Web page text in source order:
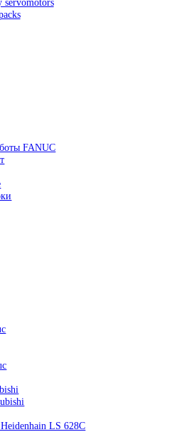
Drives